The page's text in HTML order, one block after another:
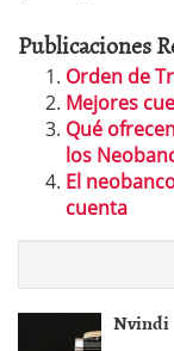
Publicaciones
Orden de
Mejores
Qué
los
El
cuenta
Nvindi